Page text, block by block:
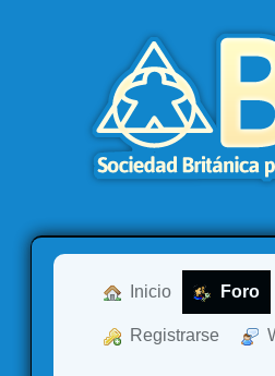
Inicio Foro
Registrarse